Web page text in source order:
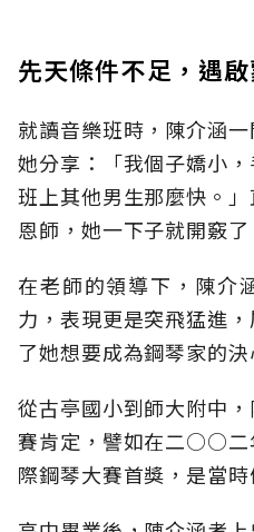
先天條件不足，遇
就讀音樂班時，陳介涵
她分享：「我個子嬌小
班上其他男生那麼快。
恩師，她一下子就開竅了
在老師的領導下，陳介
力，表現更是突飛猛進
了她想要成為鋼琴家的決
從古亭國小到師大附中
賽肯定，譬如在二○○二
際鋼琴大賽首獎，是當